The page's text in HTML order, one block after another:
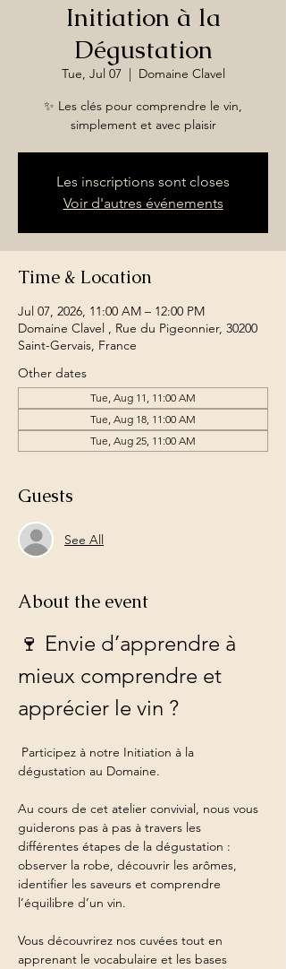
Initiation à la
Dégustation
Tue, Jul 07
  |
Domaine Clavel
✨ Les clés pour comprendre le vin,
simplement et avec plaisir
Les inscriptions sont closes
Voir d'autres événements
Time & Location
Jul 07, 2026, 11:00 AM – 12:00 PM
Domaine Clavel , Rue du Pigeonnier, 30200
Saint-Gervais, France
Other dates
Tue, Aug 11, 11:00 AM
Tue, Aug 18, 11:00 AM
Tue, Aug 25, 11:00 AM
Guests
See All
About the event
🍷 Envie d’apprendre à
mieux comprendre et
apprécier le vin ?
dégustation au Domaine.
Au cours de cet atelier convivial, nous vous
guiderons pas à pas à travers les
différentes étapes de la dégustation :
observer la robe, découvrir les arômes,
identifier les saveurs et comprendre
l’équilibre d’un vin.
Vous découvrirez nos cuvées tout en
apprenant le vocabulaire et les bases